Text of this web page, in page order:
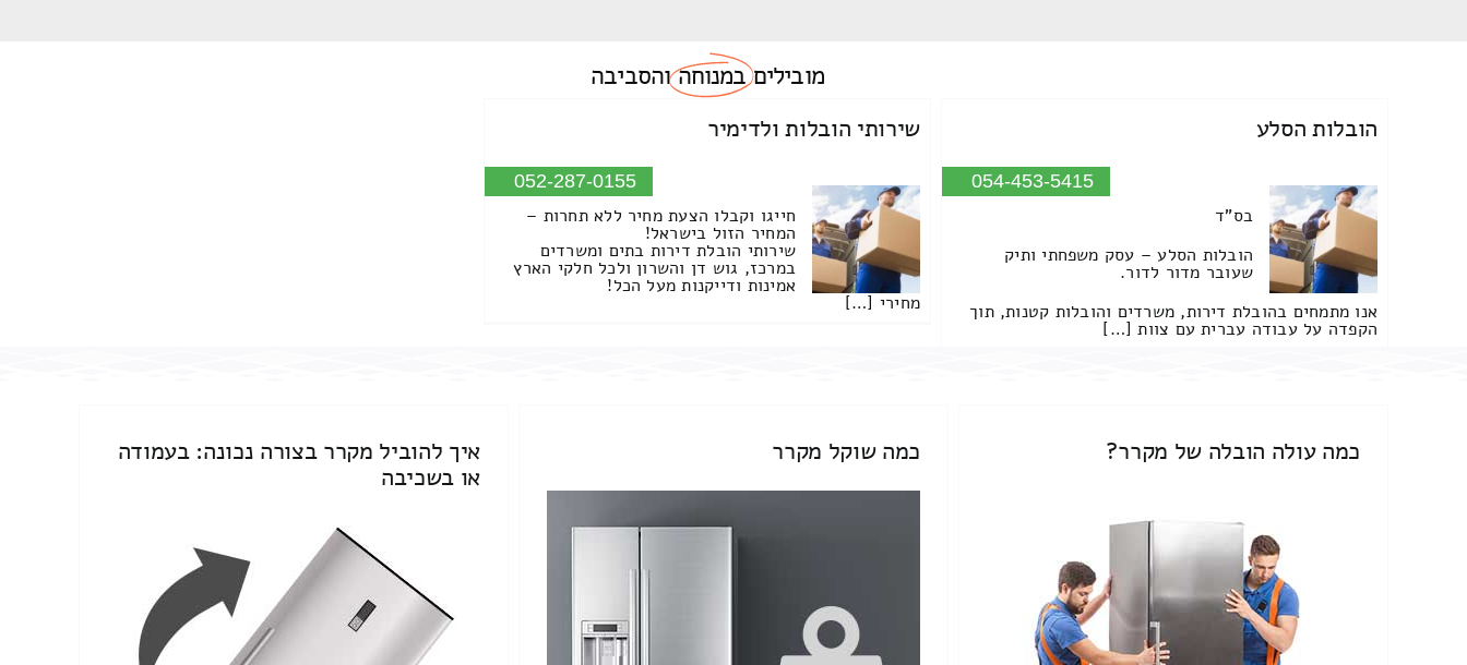
מוביליםבמנוחהוהסביבה
הובלות הסלע
054-453-5415
בס"ד
הובלות הסלע – עסק משפחתי ותיק
שעובר מדור לדור.
אנו מתמחים בהובלת דירות, משרדים והובלות קטנות, תוך
הקפדה על עבודה עברית עם צוות […]
שירותי הובלות ולדימיר
052-287-0155
חייגו וקבלו הצעת מחיר ללא תחרות –
המחיר הזול בישראל!
שירותי הובלת דירות בתים ומשרדים
במרכז, גוש דן והשרון ולכל חלקי הארץ
אמינות ודייקנות מעל הכל!
מחירי […]
כמה עולה הובלה של מקרר? כמה שוקל מקרר
איך להוביל מקרר בצורה נכונה: בעמודה
או בשכיבה